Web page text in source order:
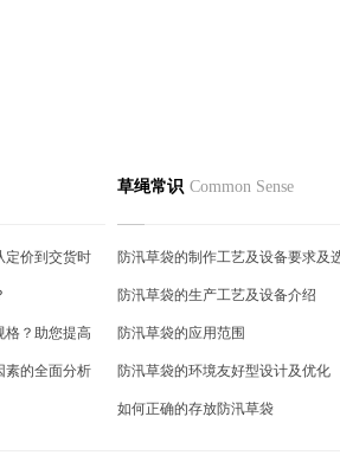
定价到交货时
格？助您提高
素的全面分析
草绳常识 Common Sense
防汛草袋的制作工艺及设备要求及
防汛草袋的生产工艺及设备介绍
防汛草袋的应用范围
防汛草袋的环境友好型设计及优化
如何正确的存放防汛草袋